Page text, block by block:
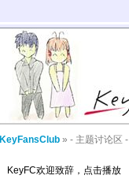
KeyFansClub » - 主题讨论区 -
KeyFC欢迎致辞，点击播放